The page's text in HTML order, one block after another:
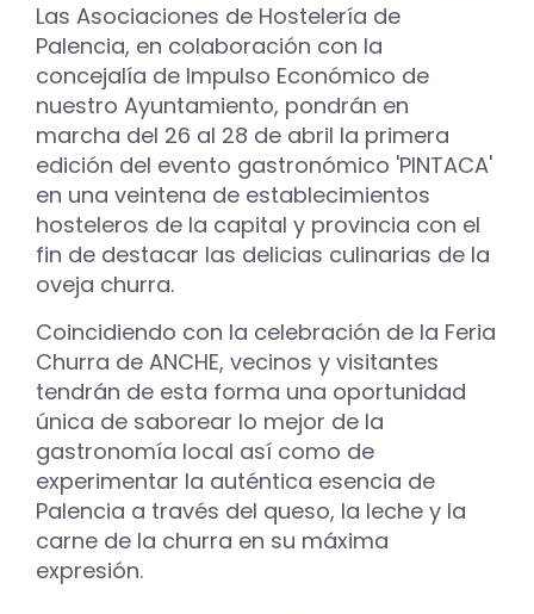
Las Asociaciones de Hostelería de
Palencia, en colaboración con la
concejalía de Impulso Económico de
nuestro Ayuntamiento, pondrán en
marcha del 26 al 28 de abril la primera
edición del evento gastronómico 'PINTACA'
en una veintena de establecimientos
hosteleros de la capital y provincia con el
fin de destacar las delicias culinarias de la
oveja churra.
Coincidiendo con la celebración de la Feria
Churra de ANCHE, vecinos y visitantes
tendrán de esta forma una oportunidad
única de saborear lo mejor de la
gastronomía local así como de
experimentar la auténtica esencia de
Palencia a través del queso, la leche y la
carne de la churra en su máxima
expresión.